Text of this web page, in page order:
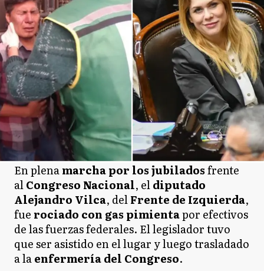
En plenamarcha por los jubiladosfrente
alCongreso Nacional, eldiputado
Alejandro Vilca, delFrente de Izquierda,
fue rociado con gas pimientapor efectivos
de las fuerzas federales. El legislador tuvo
que ser asistido en el lugar y luego trasladado
a laenfermería del Congreso.